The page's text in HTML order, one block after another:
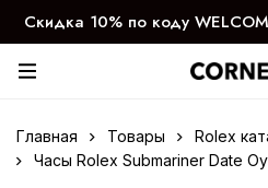
Скидка 10% по коду
дня
Главная Товары
Rolex
Часы Rolex Submariner Date